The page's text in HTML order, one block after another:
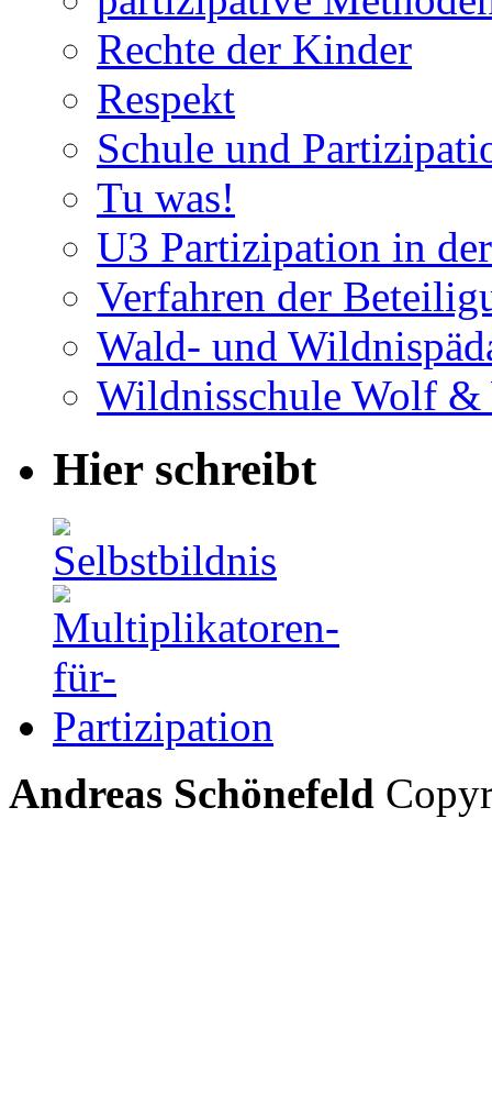
Rechte der Kinder
Respekt
Schule und
Tu was!
U3 Partizipation in
Verfahren der
Wald- und
Wildnisschule Wolf &
Hier schreibt
Andreas Schönefeld